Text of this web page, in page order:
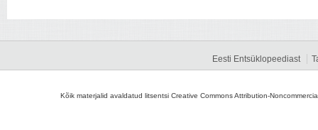
Eesti Entsüklopeediast
Kõik materjalid avaldatud litsentsi Creative Commons Attribution-